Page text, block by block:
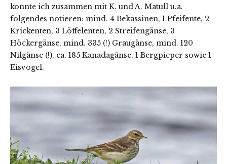
konnte ich zusammen mit K. und A. Matull u.a.
folgendes notieren: mind. 4 Bekassinen, 1 Pfeifente, 2
Krickenten, 3 Löffelenten, 2 Streifengänse, 3
Höckergänse, mind. 335 (!) Graugänse, mind. 120
Nilgänse (!), ca. 185 Kanadagänse, 1 Bergpieper sowie 1
Eisvogel.